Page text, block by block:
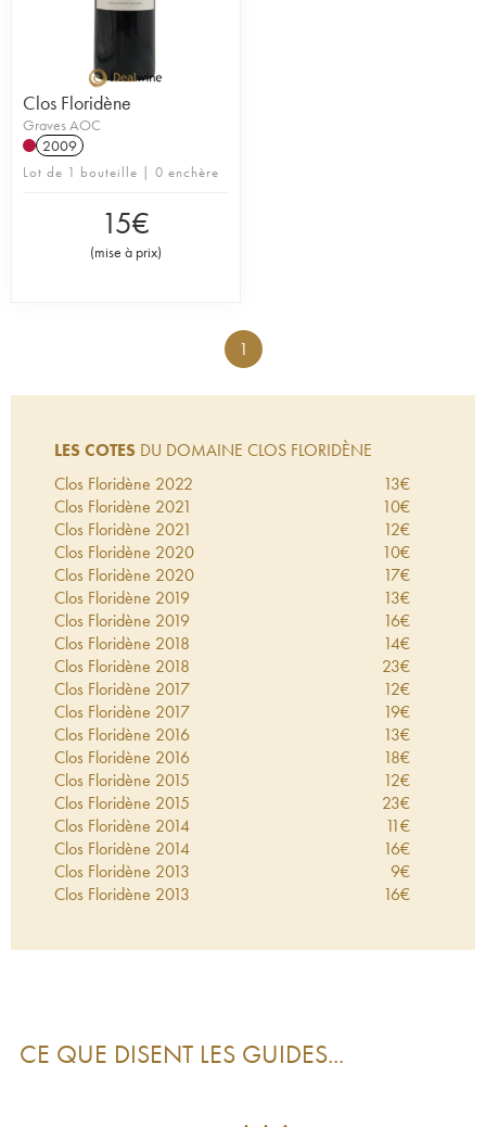
Clos Floridène
Graves AOC
2009
Lot de 1 bouteille | 0 enchère
15€
(mise à prix)
1
LES COTES DU DOMAINE CLOS FLORIDÈNE
Clos Floridène 2022 13€
Clos Floridène 2021 10€
Clos Floridène 2021 12€
Clos Floridène 2020 10€
Clos Floridène 2020 17€
Clos Floridène 2019 13€
Clos Floridène 2019 16€
Clos Floridène 2018 14€
Clos Floridène 2018 23€
Clos Floridène 2017 12€
Clos Floridène 2017 19€
Clos Floridène 2016 13€
Clos Floridène 2016 18€
Clos Floridène 2015 12€
Clos Floridène 2015 23€
Clos Floridène 2014 11€
Clos Floridène 2014 16€
Clos Floridène 2013 9€
Clos Floridène 2013 16€
Clos Floridène 2009
CE QUE DISENT LES GUIDES...